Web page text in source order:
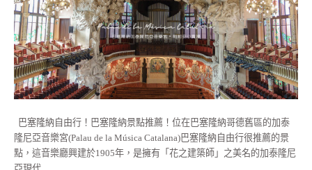
巴塞隆納自由行！巴塞隆納景點推薦！位在巴塞隆納哥德舊區的加泰
隆尼亞音樂宮(Palau de la Música Catalana)巴塞隆納自由行很推薦的景
點，這音樂廳興建於1905年，是擁有「花之建築師」之美名的加泰隆尼